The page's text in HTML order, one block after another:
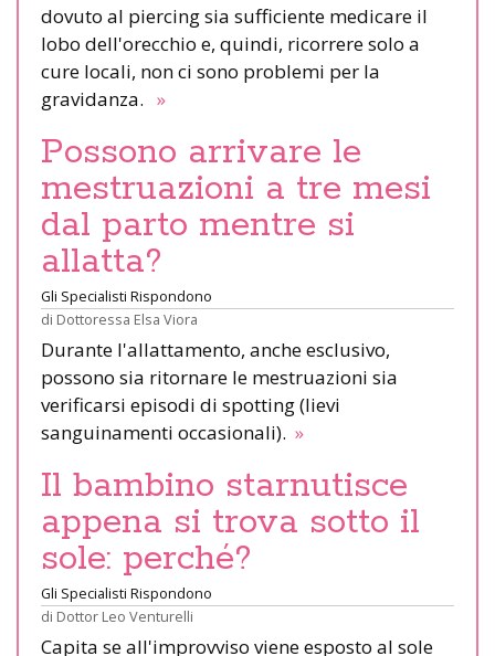
dovuto al piercing sia sufficiente medicare il
lobo dell'orecchio e, quindi, ricorrere solo a
cure locali, non ci sono problemi per la
gravidanza. »
Possono arrivare le
mestruazioni a tre mesi
dal parto mentre si
allatta?
Gli Specialisti Rispondono
di Dottoressa Elsa Viora
Durante l'allattamento, anche esclusivo,
possono sia ritornare le mestruazioni sia
verificarsi episodi di spotting (lievi
sanguinamenti occasionali). »
Il bambino starnutisce
appena si trova sotto il
sole: perché?
Gli Specialisti Rispondono
di Dottor Leo Venturelli
Capita se all'improvviso viene esposto al sole